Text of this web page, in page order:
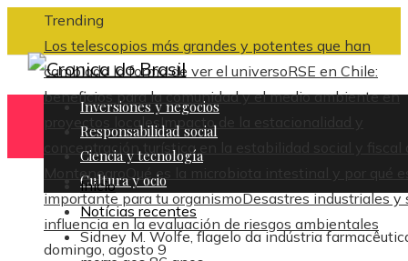
Trending
Los telescopios más grandes y potentes que han
cambiado la forma de ver el universoRSE en Chile:
beneficios para la comunidad y el medio ambiente en
proyectos locales Impacto de la estacionalidad y
concentración turística en la estabilidad social y fiscal
Montenegro
Qué es la microbiota intestinal y por qué
importante para tu organismoDesastres industriales y
influencia en la evaluación de riesgos ambientales
domingo, agosto 9
Inversiones y negocios
Responsabilidad social
Ciencia y tecnología
Cultura y ocio
Inicio
Notícias recentes
Sidney M. Wolfe, flagelo da indústria